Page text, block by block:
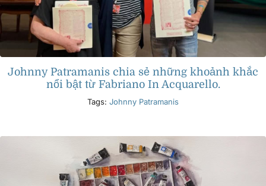
Johnny Patramanis chia sẻ những khoảnh khắc
nổi bật từ Fabriano In Acquarello.
Tags: Johnny Patramanis